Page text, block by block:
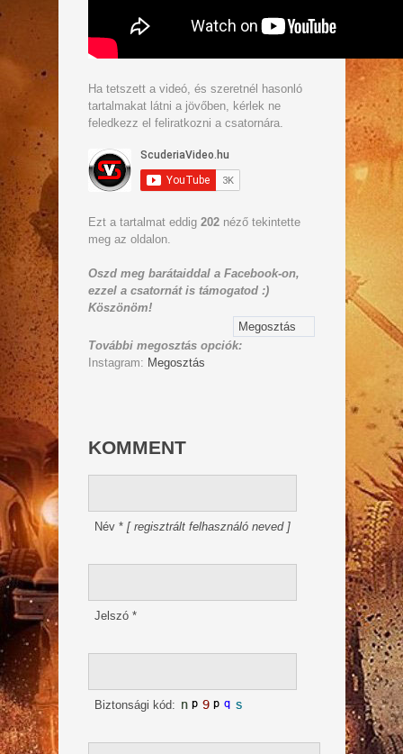
Ha tetszett a videó, és szeretnél hasonló
tartalmakat látni a jövőben, kérlek ne
feledkezz el feliratkozni a csatornára.
Ezt a tartalmat eddig 202néző tekintette
meg az oldalon.
Oszd meg barátaiddal a Facebook-on,
ezzel a csatornát is támogatod :)
Köszönöm!
Megosztás
További megosztás opciók:
Instagram: Megosztás
KOMMENT
Név * [ regisztrált felhasználó neved ]
Jelszó *
Biztonsági kód: